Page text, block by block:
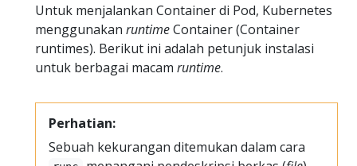
Untuk menjalankan Container di Pod, Kubernetes
menggunakan runtimeContainer (Container
runtimes). Berikut ini adalah petunjuk instalasi
untuk berbagai macam runtime.
Perhatian:
Sebuah kekurangan ditemukan dalam cara